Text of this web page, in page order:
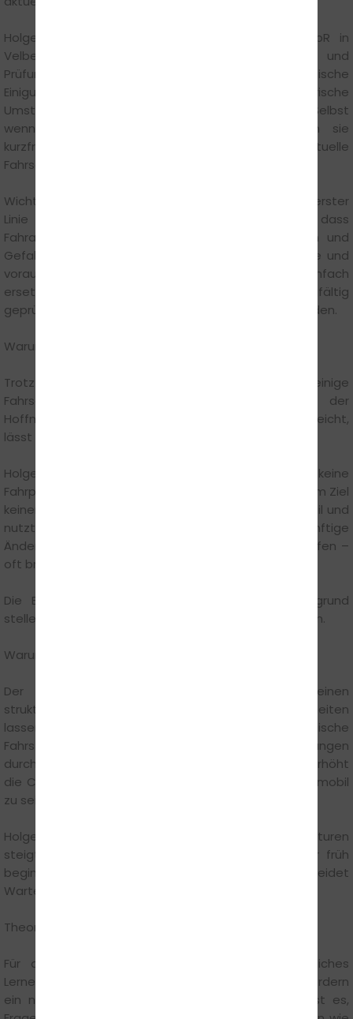
Holger Hentschke von der Holgers Fahrschule GbR in
Velbert erklärt: „Reformen im Ausbildungs- und
Prüfungswesen sind komplex. Sie benötigen politische
Einigung, gesetzliche Anpassungen, organisatorische
Umstellungen und oft lange Übergangsfristen. Selbst
wenn Änderungen beschlossen würden, hätten sie
kurzfristig kaum praktische Auswirkungen auf aktuelle
Fahrschüler.“
Wichtig bleibt: Die Führerscheinausbildung dient in erster
Linie der Verkehrssicherheit. Sie soll sicherstellen, dass
Fahranfänger Fahrzeuge verantwortungsvoll führen und
Gefahren frühzeitig erkennen können. Praxis, Routine und
vorausschauendes Fahren lassen sich nicht einfach
ersetzen. Reformvorschläge müssen daher sorgfältig
geprüft werden, um diese Standards nicht zu gefährden.
Warum Warten keine gute Strategie ist
Trotz der öffentlichen Diskussion überlegen einige
Fahrschüler, ihre Anmeldung hinauszuzögern, in der
Hoffnung auf Erleichterungen. Doch Zeit, die verstreicht,
lässt sich nicht zurückholen.
Holger Hentschke sagt: „Wer wartet, sammelt keine
Fahrpraxis, legt keine Prüfungen ab und kommt seinem Ziel
keinen Schritt näher. Wer jetzt startet, ist früher mobil und
nutzt die kommenden Wochen sinnvoll. Ob zukünftige
Änderungen tatsächlich Vorteile bringen, ist völlig offen –
oft bringen sie zusätzliche Anforderungen mit sich.“
Die Empfehlung: Eigenes Handeln in den Vordergrund
stellen, anstatt auf politische Entwicklungen zu setzen.
Warum jetzt der ideale Zeitpunkt ist
Der März bietet ideale Bedingungen für einen
strukturierten Einstieg in die Ausbildung. Theorieeinheiten
lassen sich konzentriert vorbereiten, während praktische
Fahrstunden unter zunehmend besseren Bedingungen
durchgeführt werden können. Ein frühzeitiger Start erhöht
die Chance, rechtzeitig zum Frühling oder Sommer mobil
zu sein.
Holger Hentschke rät: „Mit steigenden Temperaturen
steigt erfahrungsgemäß auch die Nachfrage. Wer früh
beginnt, schafft Planungssicherheit und vermeidet
Wartezeiten.“
Theorie-Tipps für März bis Mitte April
Für die Theorieprüfung empfiehlt sich kontinuierliches
Lernen. Kurze tägliche Einheiten von 20–30 Minuten fördern
ein nachhaltiges Verständnis. Besonders wichtig ist es,